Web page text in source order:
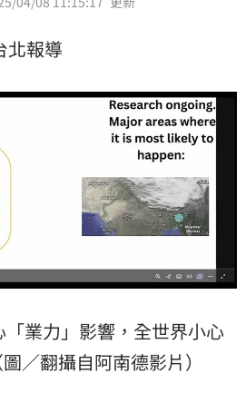
北報導
業力」影響，全世界小心
／翻攝自阿南德影片）